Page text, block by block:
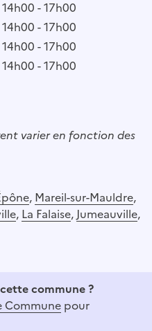
- 17h00
- 17h00
- 17h00
- 17h00
varier en fonction des
, Mareil-sur-Mauldre,
, La Falaise, Jumeauville,
commune ?
Commune pour